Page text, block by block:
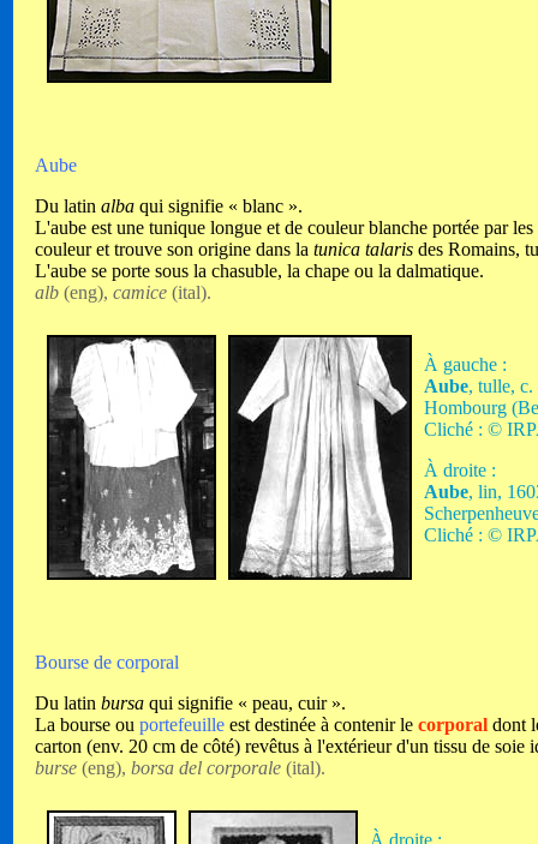
Aube
Du latin alba qui signifie « blanc ».
L'aube est une tunique longue et de couleur blanche portée par
couleur et trouve son origine dans la tunica talaris des Romains,
L'aube se porte sous la chasuble, la chape ou la dalmatique.
alb (eng), camice (ital).
À gauche :
Aube, tulle, c.
Hombourg
Cliché : ©
À droite :
Aube, lin,
Cliché : ©
Bourse de corporal
Du latin bursa qui signifie « peau, cuir ».
La bourse ou portefeuille est destinée à contenir le corporal dont
carton (env. 20 cm de côté) revêtus à l'extérieur d'un tissu de soie
burse (eng), borsa del corporale (ital).